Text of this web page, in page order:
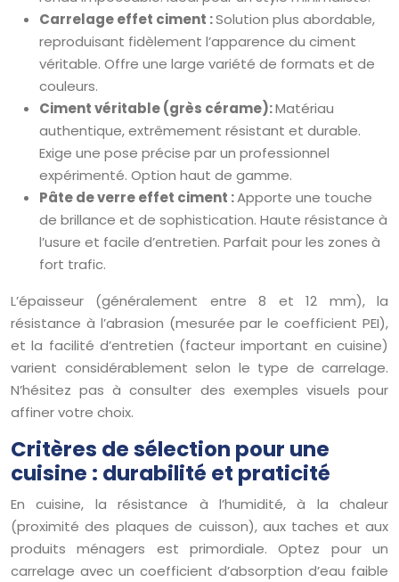
Carrelage effet ciment :Solution plus abordable,
reproduisant fidèlement l’apparence du ciment
véritable. Offre une large variété de formats et de
couleurs.
Ciment véritable (grès cérame):Matériau
authentique, extrêmement résistant et durable.
Exige une pose précise par un professionnel
expérimenté. Option haut de gamme.
Pâte de verre effet ciment :Apporte une touche
de brillance et de sophistication. Haute résistance à
l’usure et facile d’entretien. Parfait pour les zones à
fort trafic.
L’épaisseur (généralement entre 8 et 12 mm), la
résistance à l’abrasion (mesurée par le coefficient PEI),
et la facilité d’entretien (facteur important en cuisine)
varient considérablement selon le type de carrelage.
N’hésitez pas à consulter des exemples visuels pour
affiner votre choix.
Critères de sélection pour une
cuisine : durabilité et praticité
En cuisine, la résistance à l’humidité, à la chaleur
(proximité des plaques de cuisson), aux taches et aux
produits ménagers est primordiale. Optez pour un
carrelage avec un coefficient d’absorption d’eau faible